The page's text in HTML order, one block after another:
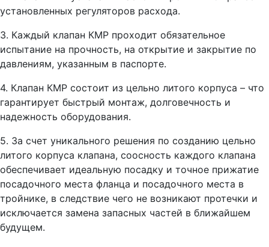
установленных регуляторов расхода.
3. Каждый клапан КМР проходит обязательное
испытание на прочность, на открытие и закрытие по
давлениям, указанным в паспорте.
4. Клапан КМР состоит из цельно литого корпуса – что
гарантирует быстрый монтаж, долговечность и
надежность оборудования.
5. За счет уникального решения по созданию цельно
литого корпуса клапана, соосность каждого клапана
обеспечивает идеальную посадку и точное прижатие
посадочного места фланца и посадочного места в
тройнике, в следствие чего не возникают протечки и
исключается замена запасных частей в ближайшем
будущем.